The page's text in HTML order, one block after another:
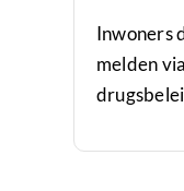
Inwoners
melden